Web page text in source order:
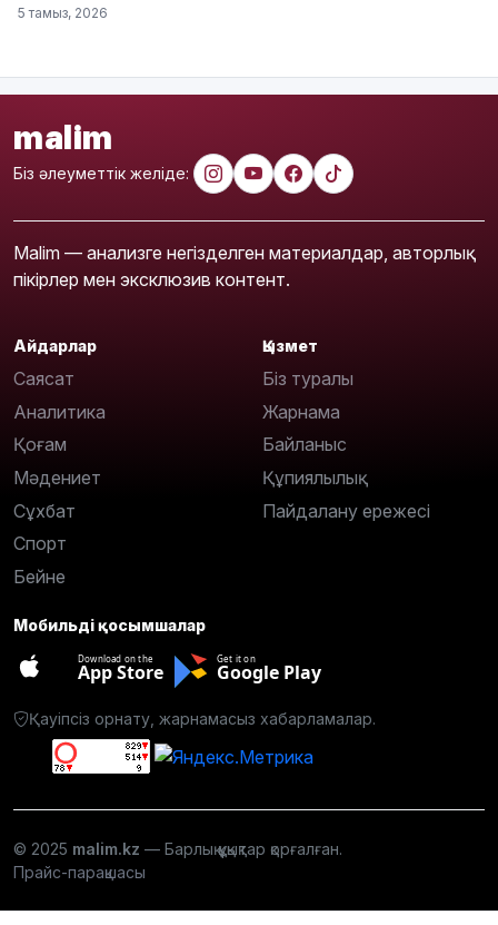
5 тамыз, 2026
malim
Біз әлеуметтік желіде:
Malim — анализге негізделген материалдар, авторлық
пікірлер мен эксклюзив контент.
Айдарлар
Саясат
Аналитика
Қоғам
Мәдениет
Сұхбат
Спорт
Бейне
Қызмет
Біз туралы
Жарнама
Байланыс
Құпиялылық
Пайдалану ережесі
Мобильді қосымшалар
Download on the
App Store
Get it on
Google Play
Қауіпсіз орнату, жарнамасыз хабарламалар.
© 2025 malim.kz — Барлық құқықтар қорғалған.
Прайс-парақшасы